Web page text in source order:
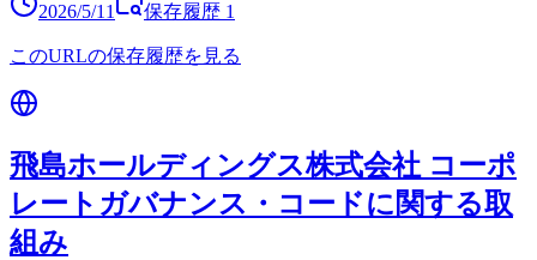
2026/5/11 保存履歴 1
このURLの保存履歴を見る
飛島ホールディングス株式会社 コーポ
レートガバナンス・コードに関する取
組み